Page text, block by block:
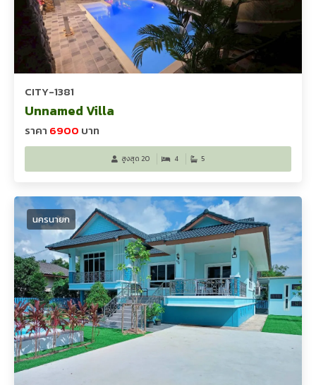
CITY-1381
Unnamed Villa
ราคา 6900 บาท
สูงสุด 20 4 5
นครนายก